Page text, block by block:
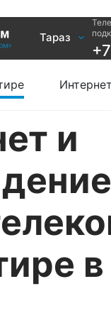
Тараз
Интернет
TV+
и
в